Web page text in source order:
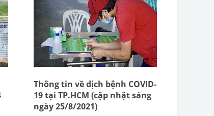
Thông tin về dịch bệnh COVID-
19 tại TP.HCM (cập nhật sáng
ngày 25/8/2021)